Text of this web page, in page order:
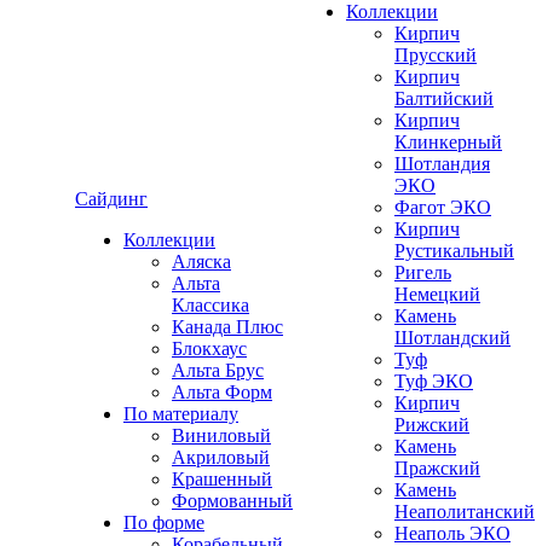
Сайдинг
Коллекции
Аляска
Альта
Классика
Канада Плюс
Блокхаус
Альта Брус
Альта Форм
По материалу
Виниловый
Акриловый
Крашенный
Формованный
По форме
Коллекции
Кирпич
Прусский
Кирпич
Балтийский
Кирпич
Клинкерный
Шотландия
ЭКО
Фагот ЭКО
Кирпич
Рустикальный
Ригель
Немецкий
Камень
Шотландский
Туф
Туф ЭКО
Кирпич
Рижский
Камень
Пражский
Камень
Неаполитанский
Неаполь ЭКО